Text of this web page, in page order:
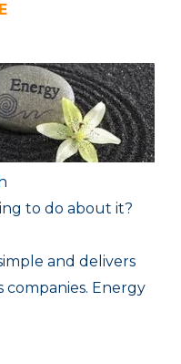
to do about it?
and delivers
companies. Energy